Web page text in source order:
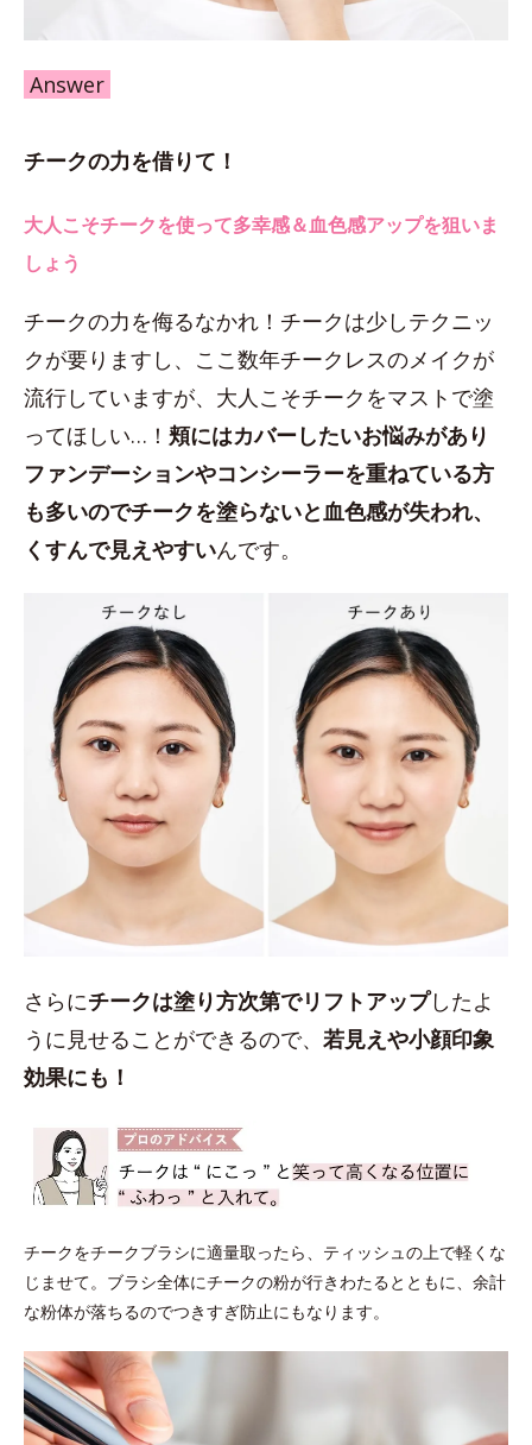
Answer
チークの力を借りて！
大人こそチークを使って多幸感＆血色感アップを狙いま
しょう
チークの力を侮るなかれ！チークは少しテクニッ
クが要りますし、ここ数年チークレスのメイクが
流行していますが、大人こそチークをマストで塗
ってほしい…！ 頬にはカバーしたいお悩みがあり
ファンデーションやコンシーラーを重ねている方
も多いのでチークを塗らないと血色感が失われ、
くすんで見えやすいんです。
さらにチークは塗り方次第でリフトアップしたよ
うに見せることができるので、 若見えや小顔印象
効果にも！
チークをチークブラシに適量取ったら、ティッシュの上で軽くな
じませて。ブラシ全体にチークの粉が行きわたるとともに、余計
な粉体が落ちるのでつきすぎ防止にもなります。